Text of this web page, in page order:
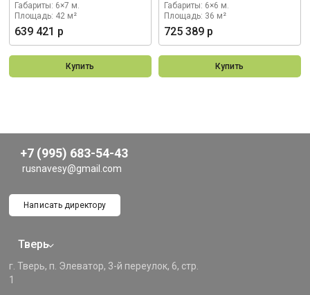
Габариты: 6×7 м.
Площадь: 42 м²
639 421 р
Купить
Габариты: 6×6 м.
Площадь: 36 м²
725 389 р
Купить
+7 (995) 683-54-43
rusnavesy@gmail.com
Написать директору
Тверь
г. Тверь, п. Элеватор, 3-й переулок, 6, стр.
1